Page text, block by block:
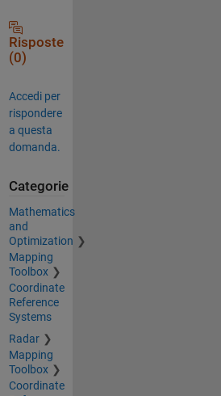
Risposte
(0)
Accedi per
rispondere
a questa
domanda.
Categorie
Mathematics
and
Optimization
Mapping
Toolbox
Coordinate
Reference
Systems
Radar
Mapping
Toolbox
Coordinate